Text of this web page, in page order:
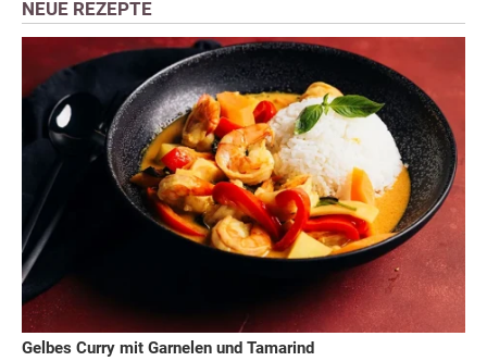
NEUE REZEPTE
Gelbes Curry mit Garnelen und Tamarind